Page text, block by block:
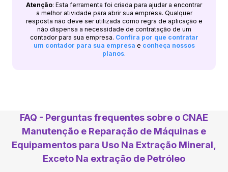
Atenção: Esta ferramenta foi criada para ajudar a encontrar
a melhor atividade para abrir sua empresa. Qualquer
resposta não deve ser utilizada como regra de aplicação e
não dispensa a necessidade de contratação de um
contador para sua empresa. Confira por que contratar
um contador para sua empresa e conheça nossos
planos.
FAQ - Perguntas frequentes sobre o CNAE
Manutenção e Reparação de Máquinas e
Equipamentos para Uso Na Extração Mineral,
Exceto Na extração de Petróleo